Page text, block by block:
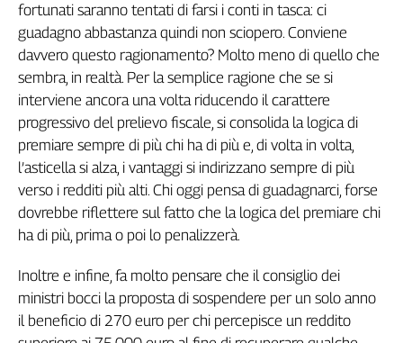
Tech
It
Easy
Inserti
Idea
Diffusa
InFlai
Le
trasmissioni
tv
in
Progress
L'Italia
fortunati saranno tentati di farsi i conti in tasca: ci
guadagno abbastanza quindi non sciopero. Conviene
davvero questo ragionamento? Molto meno di quello che
sembra, in realtà. Per la semplice ragione che se si
interviene ancora una volta riducendo il carattere
progressivo del prelievo fiscale, si consolida la logica di
premiare sempre di più chi ha di più e, di volta in volta,
l’asticella si alza, i vantaggi si indirizzano sempre di più
verso i redditi più alti. Chi oggi pensa di guadagnarci, forse
dovrebbe riflettere sul fatto che la logica del premiare chi
ha di più, prima o poi lo penalizzerà.
Inoltre e infine, fa molto pensare che il consiglio dei
ministri bocci la proposta di sospendere per un solo anno
il beneficio di 270 euro per chi percepisce un reddito